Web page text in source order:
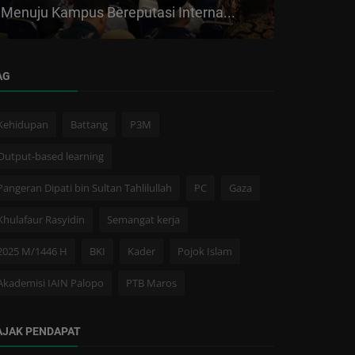
Menuju Kampus Bereputasi Interna...
Battang P3M
based learning
Dipati bin Sultan Tahlilullah PC Gaza
Rasyidin Semangat kerja
M/1446 H BKI Kader Pojok Islam
IAIN Palopo PTB Maros
PENDAPAT